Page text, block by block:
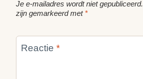
Je e-mailadres wordt niet gepubliceerd.
zijn gemarkeerd met *
Reactie *